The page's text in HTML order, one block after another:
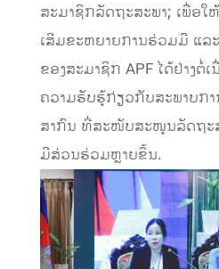
ສະມາຊິກລັດຖະສະພາ; ເພື່ອໃ
ເສີມຂະຫຍາຍການຮ່ວມມື ແລ
ຂອງສະມາຊິກ APF ໄດ້ຢ່າງຕໍ່
ຄວາມຮັບຮູ້ກ່ຽວກັບສະພາບກ
ສາກົນ ທີ່ສະໜັບສະໜູນລັດຖະ
ມີສ່ວນຮ່ວມຫຼາຍຂຶ້ນ.